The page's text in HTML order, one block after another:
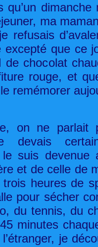
qu’un
ma
refusais
excepté que ce
de chocolat
rouge, et
remémorer
on ne parlait
devais
le suis
et de celle de
heures de
pour sécher
du tennis, du
minutes
l’étranger, je